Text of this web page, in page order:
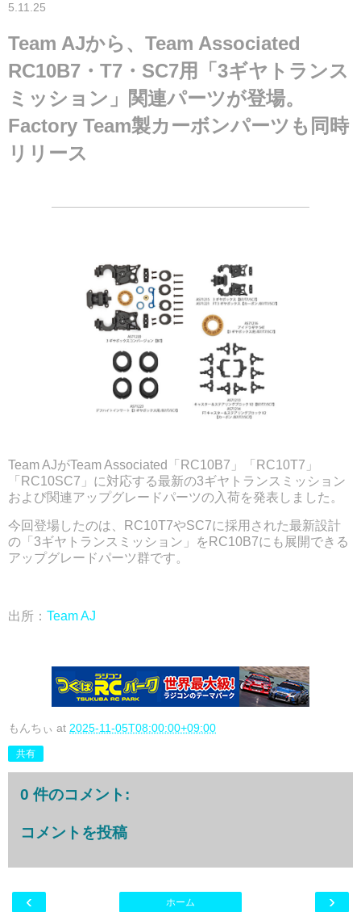
5.11.25
Team AJから、Team Associated
RC10B7・T7・SC7用「3ギヤトランス
ミッション」関連パーツが登場。
Factory Team製カーボンパーツも同時
リリース
Team AJがTeam Associated「RC10B7」「RC10T7」
「RC10SC7」に対応する最新の3ギヤトランスミッション
および関連アップグレードパーツの入荷を発表しました。
今回登場したのは、RC10T7やSC7に採用された最新設計
の「3ギヤトランスミッション」をRC10B7にも展開できる
アップグレードパーツ群です。
出所： Team AJ
もんちぃ at 2025-11-05T08:00:00+09:00
共有
0 件のコメント:
コメントを投稿
‹ ›
ホーム